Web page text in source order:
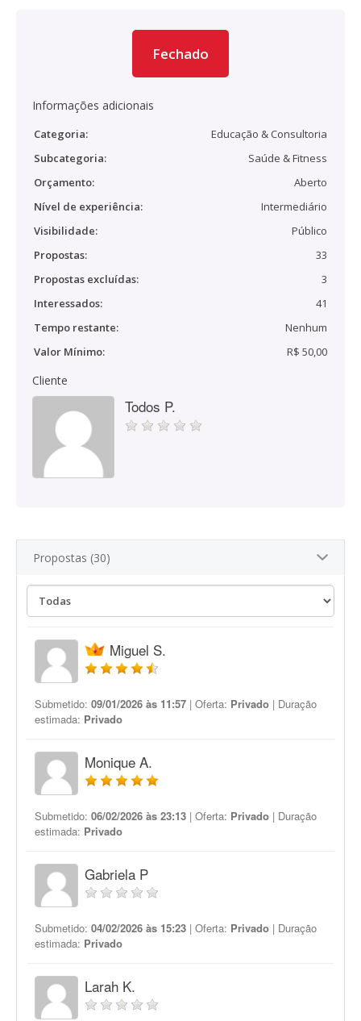
Fechado
Informações adicionais
Categoria:
Educação & Consultoria
Subcategoria:
Saúde & Fitness
Orçamento:
Aberto
Nível de experiência:
Intermediário
Visibilidade:
Público
Propostas:
33
Propostas excluídas:
3
Interessados:
41
Tempo restante:
Nenhum
Valor Mínimo:
R$ 50,00
Cliente
Todos P.
Propostas (30)
Miguel S.
Submetido: 09/01/2026 às 11:57 | Oferta: Privado | Duração
estimada: Privado
Monique A.
Submetido: 06/02/2026 às 23:13 | Oferta: Privado | Duração
estimada: Privado
Gabriela P
Submetido: 04/02/2026 às 15:23 | Oferta: Privado | Duração
estimada: Privado
Larah K.